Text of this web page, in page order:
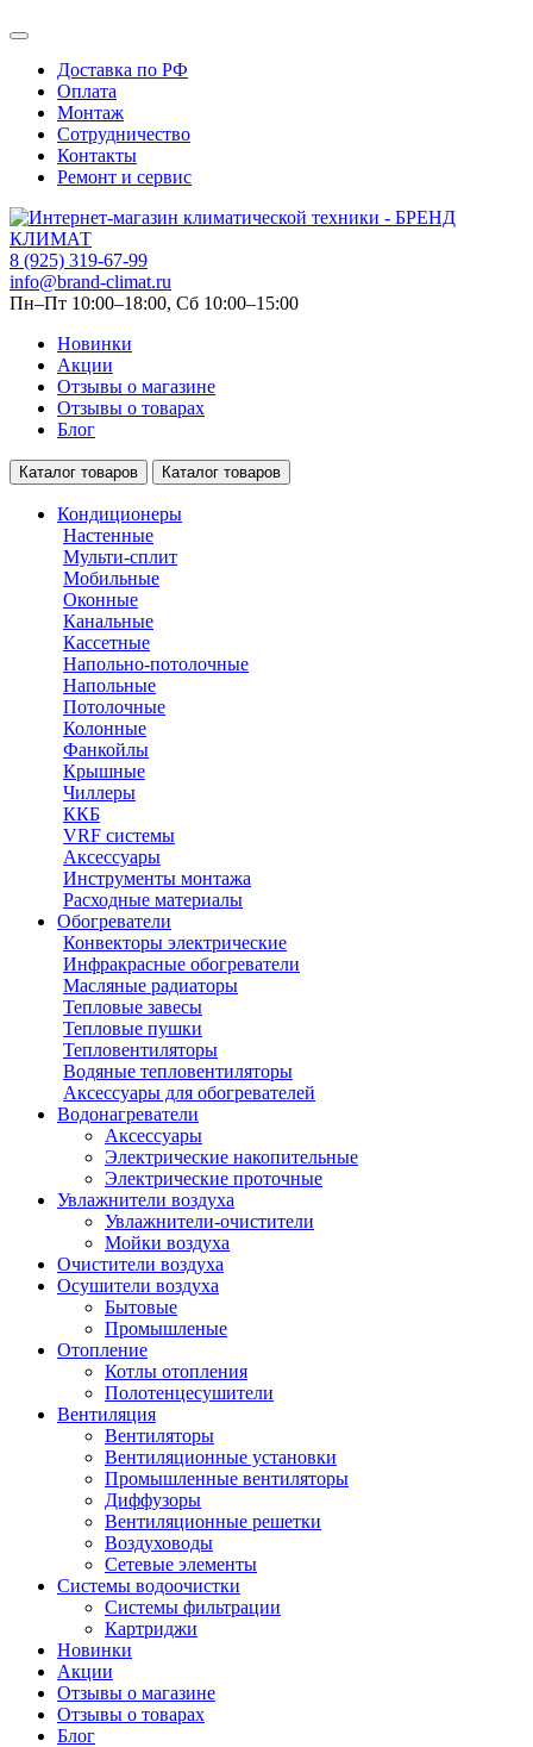
Доставка по РФ
Оплата
Монтаж
Сотрудничество
Контакты
Ремонт и сервис
8 (925) 319-67-99
info@brand-climat.ru
Пн–Пт 10:00–18:00, Сб 10:00–15:00
Новинки
Акции
Отзывы о магазине
Отзывы о товарах
Блог
Каталог товаров Каталог товаров
Кондиционеры
Настенные
Мульти-сплит
Мобильные
Оконные
Канальные
Кассетные
Напольно-потолочные
Напольные
Потолочные
Колонные
Фанкойлы
Крышные
Чиллеры
ККБ
VRF системы
Аксессуары
Инструменты монтажа
Расходные материалы
Обогреватели
Конвекторы электрические
Инфракрасные обогреватели
Масляные радиаторы
Тепловые завесы
Тепловые пушки
Тепловентиляторы
Водяные тепловентиляторы
Аксессуары для обогревателей
Водонагреватели
Аксессуары
Электрические накопительные
Электрические проточные
Увлажнители воздуха
Увлажнители-очистители
Мойки воздуха
Очистители воздуха
Осушители воздуха
Бытовые
Промышленые
Отопление
Котлы отопления
Полотенцесушители
Вентиляция
Вентиляторы
Вентиляционные установки
Промышленные вентиляторы
Диффузоры
Вентиляционные решетки
Воздуховоды
Сетевые элементы
Системы водоочистки
Системы фильтрации
Картриджи
Новинки
Акции
Отзывы о магазине
Отзывы о товарах
Блог